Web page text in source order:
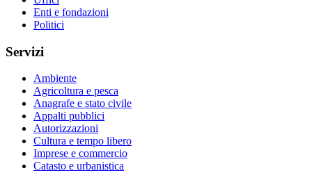
Enti e fondazioni
Politici
Servizi
Ambiente
Agricoltura e pesca
Anagrafe e stato civile
Appalti pubblici
Autorizzazioni
Cultura e tempo libero
Imprese e commercio
Catasto e urbanistica